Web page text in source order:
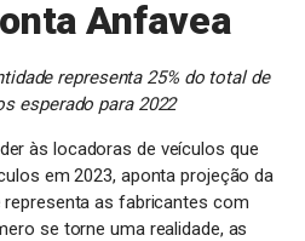
Anfavea
representa 25% do total de
esperado para 2022
às locadoras de veículos que
em 2023, aponta projeção da
as fabricantes com
se torne uma realidade, as